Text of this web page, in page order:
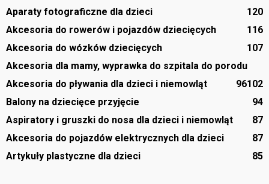
Aparaty fotograficzne dla dzieci
120
Akcesoria do rowerów i pojazdów dziecięcych
116
Akcesoria do wózków dziecięcych
107
Akcesoria dla mamy, wyprawka do szpitala do porodu
102
Akcesoria do pływania dla dzieci i niemowląt
96
Balony na dziecięce przyjęcie
94
Aspiratory i gruszki do nosa dla dzieci i niemowląt
87
Akcesoria do pojazdów elektrycznych dla dzieci
87
Artykuły plastyczne dla dzieci
85